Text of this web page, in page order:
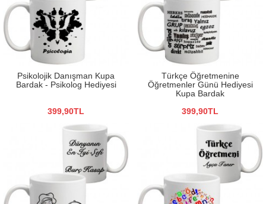
Psikolojik Danışman Kupa
Bardak - Psikolog Hediyesi
399,90TL
Türkçe Öğretmenine
Öğretmenler Günü Hediyesi
Kupa Bardak
399,90TL